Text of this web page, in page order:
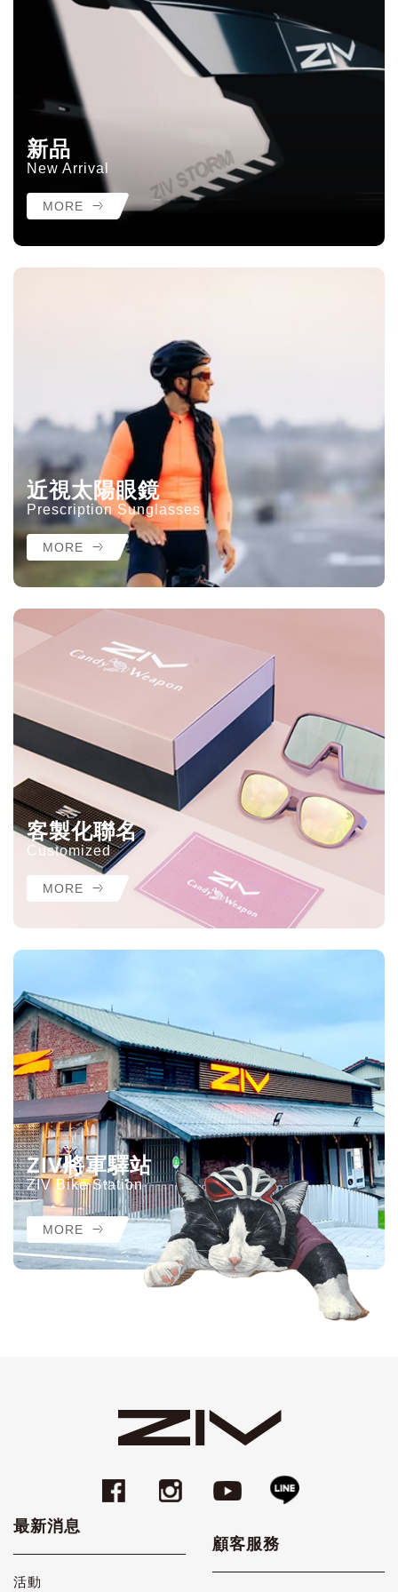
新品
New Arrival
MORE
近視太陽眼鏡
Prescription Sunglasses
MORE
客製化聯名
Customized
MORE
ZIV將軍驛站
ZIV Bike Station
MORE
最新消息
活動
顧客服務